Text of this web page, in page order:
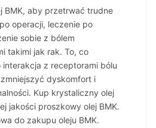
BMK, aby przetrwać trudne
operacji, leczenie po
sobie z bólem
takimi jak rak. To, co
z receptorami bólu
dyskomfort i
Kup krystaliczny olej
jakości proszkowy olej BMK.
do zakupu oleju BMK.